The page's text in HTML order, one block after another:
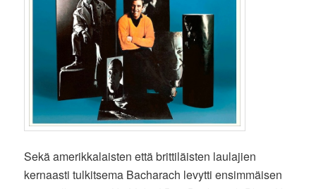
Sekä amerikkalaisten että brittiläisten laulajien
kernaasti tulkitsema Bacharach levytti ensimmäisen